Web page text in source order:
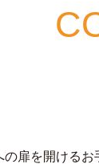
扉を開けるお